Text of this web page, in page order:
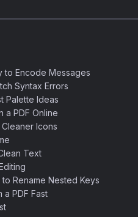
to Encode Messages
Syntax Errors
Palette Ideas
a PDF Online
Icons
Text
Rename Nested Keys
PDF Fast